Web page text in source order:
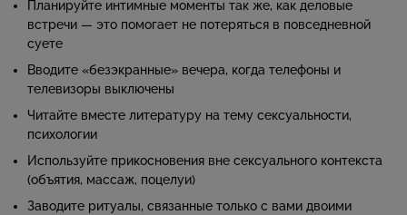
Планируйте интимные моменты так же, как деловые
встречи — это помогает не потеряться в повседневной
суете
Вводите «безэкранные» вечера, когда телефоны и
телевизоры выключены
Читайте вместе литературу на тему сексуальности,
психологии
Используйте прикосновения вне сексуального контекста
(объятия, массаж, поцелуи)
Заводите ритуалы, связанные только с вами двоими